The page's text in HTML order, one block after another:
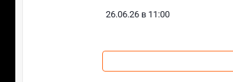
26.06.26 в 11:00